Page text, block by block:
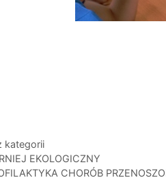
kategorii
EKOLOGICZNY
CHORÓB